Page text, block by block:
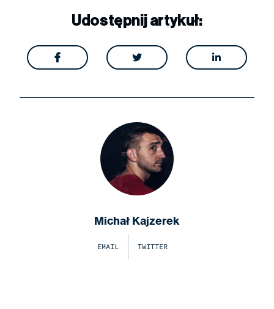
Udostępnij artykuł:
  
Michał Kajzerek
EMAIL TWITTER